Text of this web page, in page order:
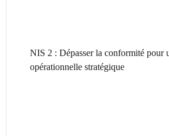
NIS 2 : Dépasser la conformité pour
opérationnelle stratégique